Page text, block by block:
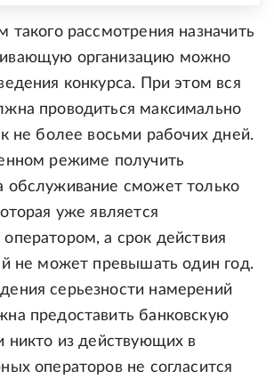
такого рассмотрения назначить
организацию можно
конкурса. При этом вся
проводиться максимально
не более восьми рабочих дней.
режиме получить
обслуживание сможет только
уже является
а срок действия
не может превышать один год.
серьезности намерений
предоставить банковскую
никто из действующих в
операторов не согласится